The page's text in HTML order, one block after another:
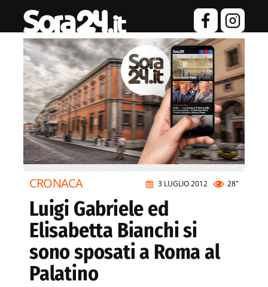
3 LUGLIO 2012 28"
CRONACA
Luigi Gabriele ed
Elisabetta Bianchi si
sono sposati a Roma al
Palatino